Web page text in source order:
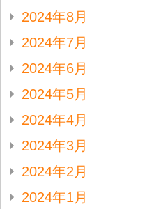
2024年8月
2024年7月
2024年6月
2024年5月
2024年4月
2024年3月
2024年2月
2024年1月